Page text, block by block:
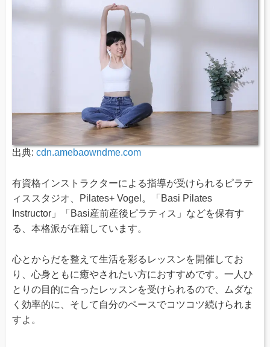
出典: cdn.amebaowndme.com
有資格インストラクターによる指導が受けられるピラテ
ィススタジオ、Pilates+ Vogel。「Basi Pilates
Instructor」「Basi産前産後ピラティス」などを保有す
る、本格派が在籍しています。
心とからだを整えて生活を彩るレッスンを開催してお
り、心身ともに癒やされたい方におすすめです。一人ひ
とりの目的に合ったレッスンを受けられるので、ムダな
く効率的に、そして自分のペースでコツコツ続けられま
すよ。